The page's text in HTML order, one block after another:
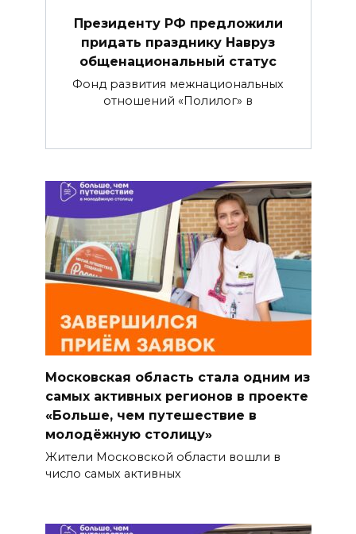
Президенту РФ предложили
придать празднику Навруз
общенациональный статус
Фонд развития межнациональных
отношений «Полилог» в
Московская область стала одним из
самых активных регионов в проекте
«Больше, чем путешествие в
молодёжную столицу»
Жители Московской области вошли в
число самых активных